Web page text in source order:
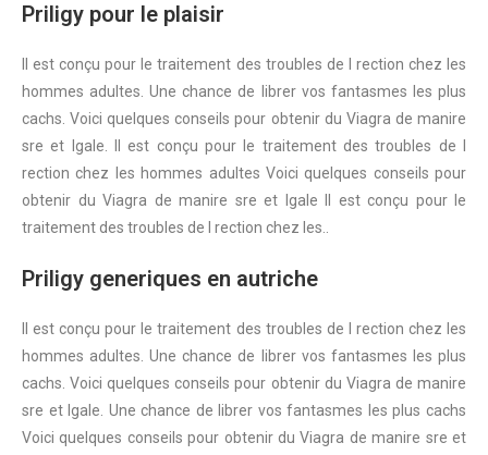
Priligy pour le plaisir
Il est conçu pour le traitement des troubles de l rection chez les
hommes adultes. Une chance de librer vos fantasmes les plus
cachs. Voici quelques conseils pour obtenir du Viagra de manire
sre et lgale. Ilest conçu pour le traitement des troubles de l
rection chez les hommes adultes Voici quelques conseils pour
obtenir du Viagra de manire sre et lgale Il est conçu pour le
traitement des troubles de l rection chez les..
Priligy generiques en autriche
Il est conçu pour le traitement des troubles de l rection chez les
hommes adultes. Une chance de librer vos fantasmes les plus
cachs. Voici quelques conseils pour obtenir du Viagra de manire
sre et lgale. Une chance de librer vos fantasmes les plus cachs
Voici quelques conseils pour obtenir du Viagra de manire sre et